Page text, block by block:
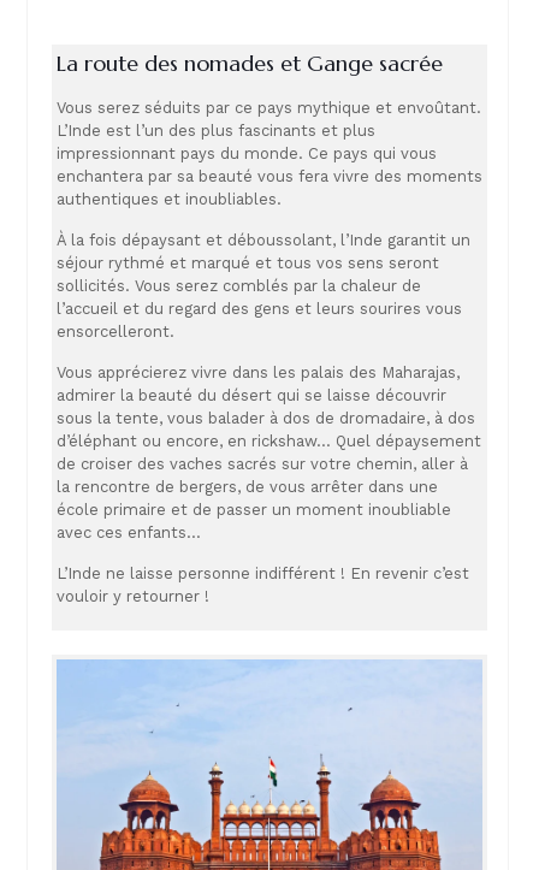
La route des nomades et Gange sacrée
Vous serez séduits par ce pays mythique et envoûtant.
L’Inde est l’un des plus fascinants et plus
impressionnant pays du monde. Ce pays qui vous
enchantera par sa beauté vous fera vivre des moments
authentiques et inoubliables.
À la fois dépaysant et déboussolant, l’Inde garantit un
séjour rythmé et marqué et tous vos sens seront
sollicités. Vous serez comblés par la chaleur de
l’accueil et du regard des gens et leurs sourires vous
ensorcelleront.
Vous apprécierez vivre dans les palais des Maharajas,
admirer la beauté du désert qui se laisse découvrir
sous la tente, vous balader à dos de dromadaire, à dos
d’éléphant ou encore, en rickshaw… Quel dépaysement
de croiser des vaches sacrés sur votre chemin, aller à
la rencontre de bergers, de vous arrêter dans une
école primaire et de passer un moment inoubliable
avec ces enfants…
L’Inde ne laisse personne indifférent ! En revenir c’est
vouloir y retourner !